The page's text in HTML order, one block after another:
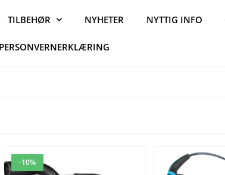
TILBEHØR NYHETER NYTTIG INFO
PERSONVERNERKLÆRING
-10%